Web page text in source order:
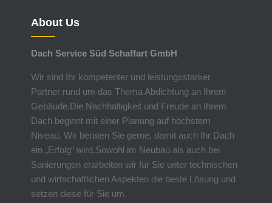
About Us
Dach Service Süd Schaffart GmbH
Wir sind Ihr kompetenter und leistungsstarker
Partner rund um das Thema Abdichtung an Ihrem
Gebäude.Die Nachhaltigkeit und Freude an Ihrem
Dach beginnt mit einer Planung auf höchstem
Niveau. Wir beraten Sie gerne, damit auch Ihr Dach
ein „Erfolg“ wird.Sowohl im Neubau als auch bei
Sanierungen erarbeiten wir für Sie unter technischen
und wirtschaftlichen Aspekten die beste Lösung und
setzen diese für Sie um.